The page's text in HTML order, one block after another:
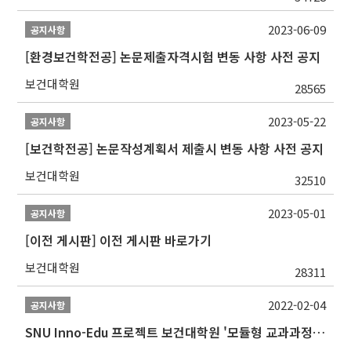
공지사항
[환경보건학전공] 논문제출자격시험 변동 사항 사전 공지
보건대학원 28565
2023-06-09
공지사항
[보건학전공] 논문작성계획서 제출시 변동 사항 사전 공지
보건대학원 32510
2023-05-22
공지사항
[이전 게시판] 이전 게시판 바로가기
보건대학원 28311
2023-05-01
공지사항
SNU Inno-Edu 프로젝트 보건대학원 '모듈형 교과과정' 안내(revised 2022/2/28)
2022-02-04